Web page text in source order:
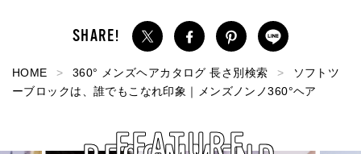
HOME 360° メンズヘアカタログ 長さ別検索
ソフトツ
ーブロックは、誰でもこなれ印象｜メンズノンノ360°ヘア